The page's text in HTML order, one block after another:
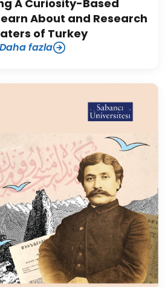
A Curiosity-Based
About and Research
of Turkey
Daha fazla